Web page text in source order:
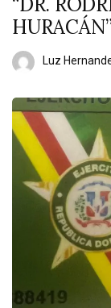
HURACÁN”
Luz